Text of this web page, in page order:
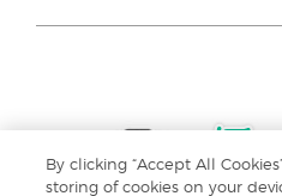
By clicking “Accept All
storing of cookies on your